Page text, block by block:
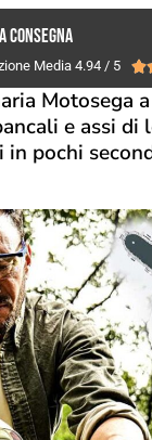
consegna
Media 4.94 / 5 
Motosega
e assi di
pochi